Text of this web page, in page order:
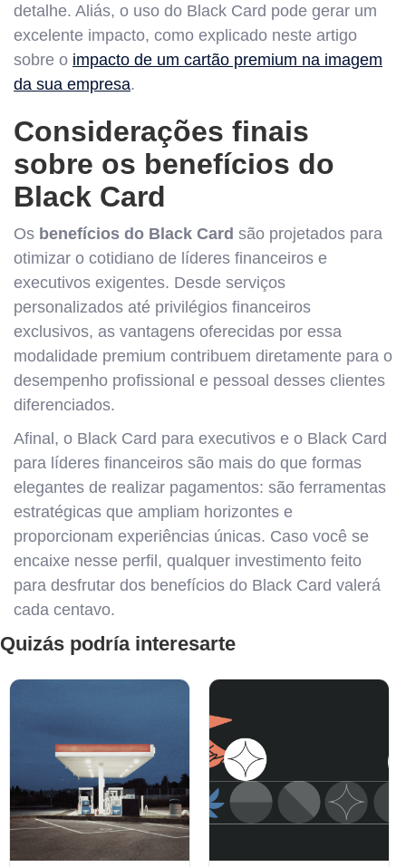
detalhe. Aliás, o uso do Black Card pode gerar um
excelente impacto, como explicado neste artigo
sobre o impacto de um cartão premium na imagem
da sua empresa.
Considerações finais
sobre os benefícios do
Black Card
Os benefícios do Black Card são projetados para
otimizar o cotidiano de líderes financeiros e
executivos exigentes. Desde serviços
personalizados até privilégios financeiros
exclusivos, as vantagens oferecidas por essa
modalidade premium contribuem diretamente para o
desempenho profissional e pessoal desses clientes
diferenciados.
Afinal, o Black Card para executivos e o Black Card
para líderes financeiros são mais do que formas
elegantes de realizar pagamentos: são ferramentas
estratégicas que ampliam horizontes e
proporcionam experiências únicas. Caso você se
encaixe nesse perfil, qualquer investimento feito
para desfrutar dos benefícios do Black Card valerá
cada centavo.
Quizás podría interesarte